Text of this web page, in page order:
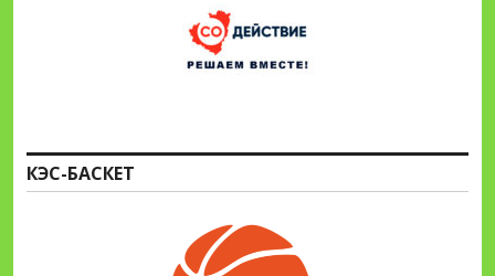
КЭС-БАСКЕТ